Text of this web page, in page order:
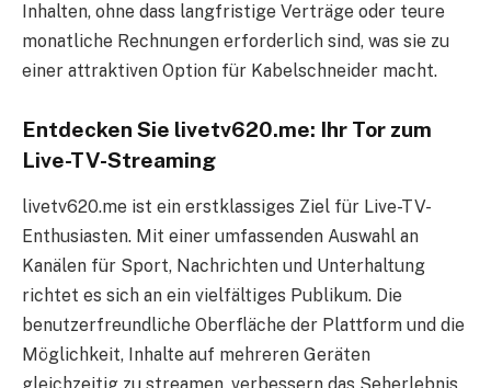
Inhalten, ohne dass langfristige Verträge oder teure
monatliche Rechnungen erforderlich sind, was sie zu
einer attraktiven Option für Kabelschneider macht.
Entdecken Sie livetv620.me: Ihr Tor zum
Live-TV-Streaming
livetv620.me ist ein erstklassiges Ziel für Live-TV-
Enthusiasten. Mit einer umfassenden Auswahl an
Kanälen für Sport, Nachrichten und Unterhaltung
richtet es sich an ein vielfältiges Publikum. Die
benutzerfreundliche Oberfläche der Plattform und die
Möglichkeit, Inhalte auf mehreren Geräten
gleichzeitig zu streamen, verbessern das Seherlebnis